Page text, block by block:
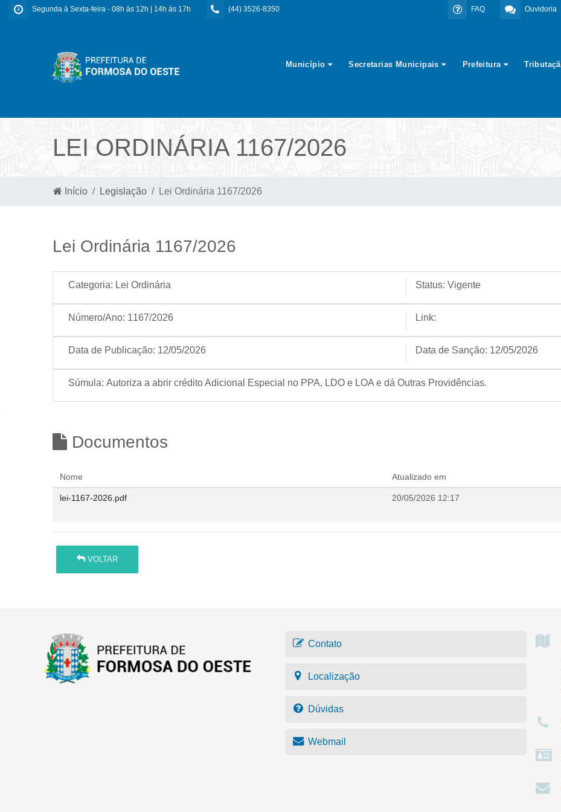
Segunda à Sexta-feira - 08h às 12h | 14h às 17h (44) 3526-8350 Ouvidoria
FAQ
Município Secretarias Municipais Prefeitura
LEI ORDINÁRIA 1167/2026
Início Legislação Lei Ordinária 1167/2026
Lei Ordinária 1167/2026
Categoria: Lei Ordinária Status: Vigente
Número/Ano: 1167/2026 Link:
Data de Publicação: 12/05/2026 Data de Sanção: 12/05/2026
Súmula: Autoriza a abrir crédito Adicional Especial no PPA, LDO e LOA e dá Outras Providências.
Documentos
Nome Atualizado em
lei-1167-2026.pdf 20/05/2026 12:17
VOLTAR
Contato
Localização
Dúvidas
Webmail